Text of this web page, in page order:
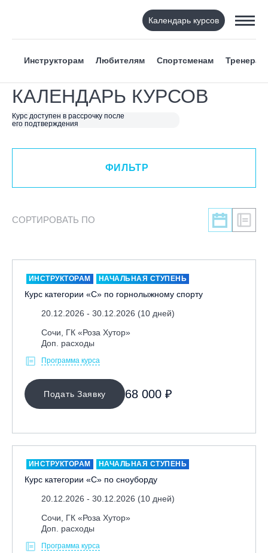
Календарь курсов
Инструкторам Любителям Спортсменам Тренерам
КАЛЕНДАРЬ КУРСОВ
Курс доступен в рассрочку после
его подтверждения
ФИЛЬТР
ВИД СПОРТА
Я ХОЧУ
КАТЕГОРИЯ
ЛЕКТОР
МЕСТО ПРОВЕДЕНИЯ
Байкальск, ГЛЦ «Гора Соболиная»
Вологодская обл., ГЛК "Ципина гора"
Грузия, ГК «Гудаури»
Дистанционно
Ижевск, КАО «Нечкино»
Иркутск, ГЛЦ «Олха»
ФИЛЬТР
СОРТИРОВАТЬ ПО
ИНСТРУКТОРАМ НАЧАЛЬНАЯ СТУПЕНЬ
Курс категории «С» по горнолыжному спорту
20.12.2026 - 30.12.2026 (10 дней)
Сочи, ГК «Роза Хутор»
Доп. расходы
Программа курса
Подать Заявку 68 000 ₽
ИНСТРУКТОРАМ НАЧАЛЬНАЯ СТУПЕНЬ
Курс категории «С» по сноуборду
20.12.2026 - 30.12.2026 (10 дней)
Сочи, ГК «Роза Хутор»
Доп. расходы
Программа курса